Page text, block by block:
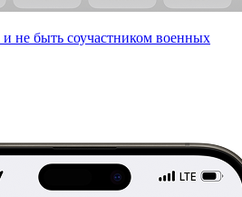
не быть соучастником военных